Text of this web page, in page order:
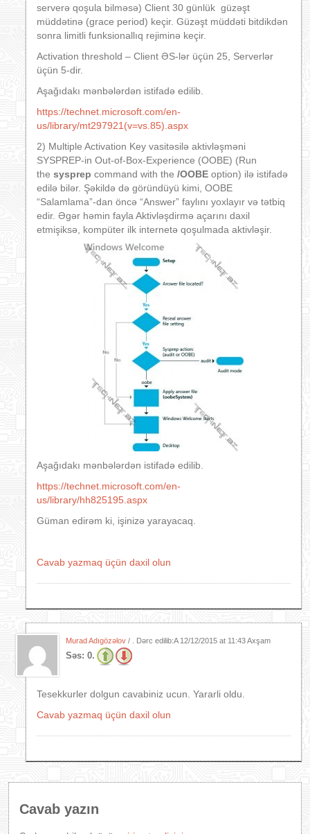
serverə qoşula bilməsə) Client 30 günlük güzəşt
müddətinə (grace period) keçir. Güzəşt müddəti bitdikdən
sonra limitli funksionallıq rejiminə keçir.
Activation threshold – Client ƏS-lər üçün 25, Serverlər
üçün 5-dir.
Aşağıdakı mənbələrdən istifadə edilib.
https://technet.microsoft.com/en-
us/library/mt297921(v=vs.85).aspx
2) Multiple Activation Key vasitəsilə aktivləşməni
SYSPREP-in Out-of-Box-Experience (OOBE) (Run
the sysprep command with the /OOBE option) ilə istifadə
edilə bilər. Şəkildə də göründüyü kimi, OOBE
“Salamlama”-dan öncə “Answer” faylını yoxlayır və tətbiq
edir. Əgər həmin fayla Aktivləşdirmə açarını daxil
etmişiksə, kompüter ilk internetə qoşulmada aktivləşir.
Aşağıdakı mənbələrdən istifadə edilib.
https://technet.microsoft.com/en-
us/library/hh825195.aspx
Güman edirəm ki, işinizə yarayacaq.
Cavab yazmaq üçün daxil olun
Murad Adıgözəlov / . Dərc edilib:A 12/12/2015 at 11:43 Axşam
Səs: 0.
Tesekkurler dolgun cavabiniz ucun. Yararli oldu.
Cavab yazmaq üçün daxil olun
Cavab yazın